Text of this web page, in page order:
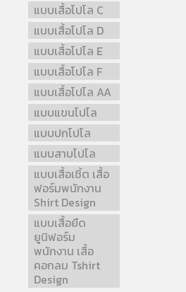
แบบเสื้อโปโล C
แบบเสื้อโปโล D
แบบเสื้อโปโล E
แบบเสื้อโปโล F
แบบเสื้อโปโล AA
แบบแขนโปโล
แบบปกโปโล
แบบสาบโปโล
แบบเสื้อเชิ้ต เสื้อ
ฟอร์มพนักงาน
Shirt Design
แบบเสื้อยืด
ยูนิฟอร์ม
พนักงาน เสื้อ
คอกลม Tshirt
Design